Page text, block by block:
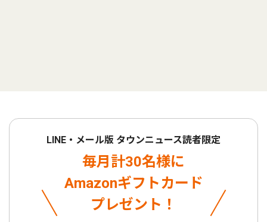
LINE・メール版 タウンニュース読者限定
毎月計30名様に
Amazonギフトカード
プレゼント！